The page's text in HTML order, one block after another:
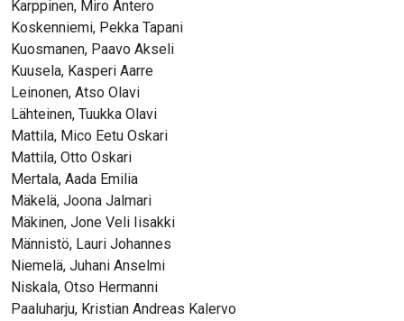
Karppinen, Miro Antero
Koskenniemi, Pekka Tapani
Kuosmanen, Paavo Akseli
Kuusela, Kasperi Aarre
Leinonen, Atso Olavi
Lähteinen, Tuukka Olavi
Mattila, Mico Eetu Oskari
Mattila, Otto Oskari
Mertala, Aada Emilia
Mäkelä, Joona Jalmari
Mäkinen, Jone Veli Iisakki
Männistö, Lauri Johannes
Niemelä, Juhani Anselmi
Niskala, Otso Hermanni
Paaluharju, Kristian Andreas Kalervo